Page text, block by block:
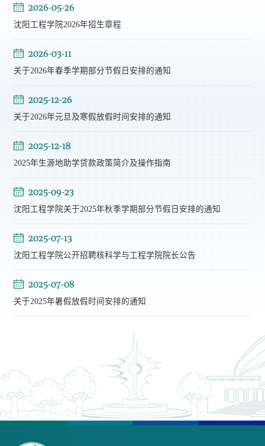
2026-05-26
沈阳工程学院2026年招生章程
2026-03-11
关于2026年春季学期部分节假日安排的通知
2025-12-26
关于2026年元旦及寒假放假时间安排的通知
2025-12-18
2025年生源地助学贷款政策简介及操作指南
2025-09-23
沈阳工程学院关于2025年秋季学期部分节假日安排的通知
2025-07-13
沈阳工程学院公开招聘核科学与工程学院院长公告
2025-07-08
关于2025年暑假放假时间安排的通知